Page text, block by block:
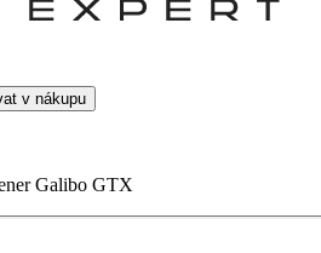
v nákupu
Galibo GTX